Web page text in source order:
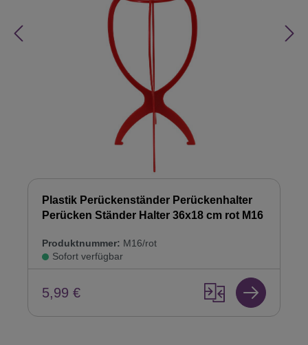
Plastik Perückenständer Perückenhalter
Perücken Ständer Halter 36x18 cm rot M16
Produktnummer: M16/rot
Sofort verfügbar
5,99 €